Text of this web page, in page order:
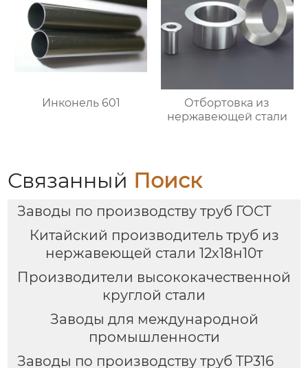
Инконель 601
Отбортовка из
нержавеющей стали
Связанный Поиск
Заводы по производству труб ГОСТ
Китайский производитель труб из
нержавеющей стали 12х18н10т
Производители высококачественной
круглой стали
Заводы для международной
промышленности
Заводы по производству труб TP316